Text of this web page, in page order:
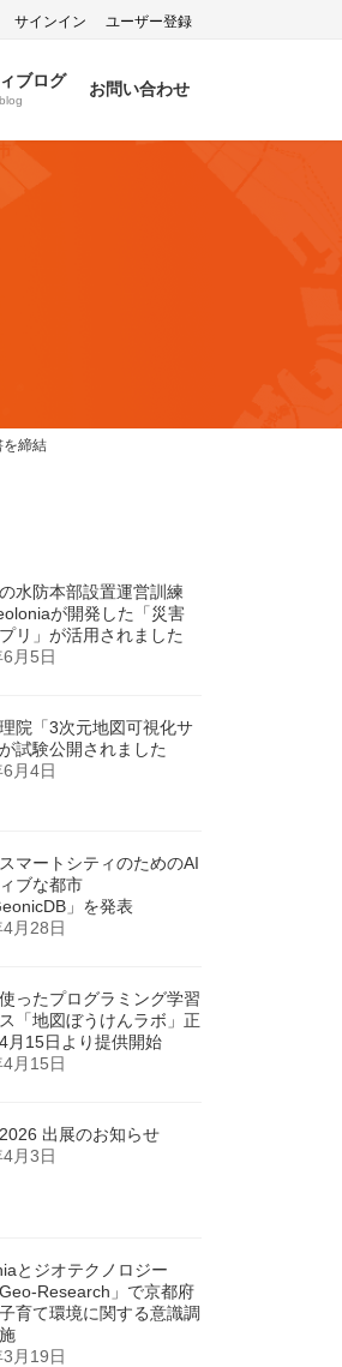
サインイン ユーザー登録
ブログ お問い合わせ
を締結
水防本部設置運営訓練
が開発した「災害
リ」が活用されました
月5日
院「3次元地図可視化サ
試験公開されました
月4日
マートシティのためのAI
ブな都市
」を発表
月28日
ったプログラミング学習
「地図ぼうけんラボ」正
月15日より提供開始
月15日
出展のお知らせ
月3日
とジオテクノロジー
Research」で京都府
育て環境に関する意識調
月19日